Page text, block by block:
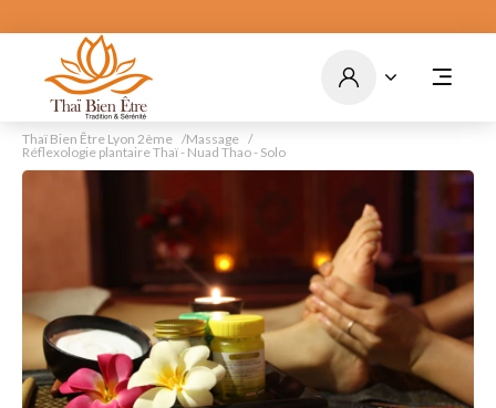
par courrier - cagnottes en
Thaï Bien Être Lyon 2ème
Massage
Réflexologie plantaire Thaï - Nuad Thao - Solo